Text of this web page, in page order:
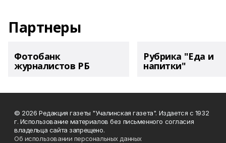
Партнеры
Фотобанк
журналистов РБ
Рубрика "Еда и
напитки"
© 2026 Редакция газеты "Учалинская газета". Издается с 1932
г. Использование материалов без письменного согласия
владельца сайта запрещено.
Об использовании персональных данных